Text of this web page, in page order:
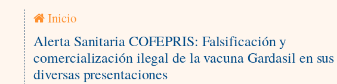
Inicio
Alerta Sanitaria COFEPRIS: Falsificación y
comercialización ilegal de la vacuna Gardasil en sus
diversas presentaciones